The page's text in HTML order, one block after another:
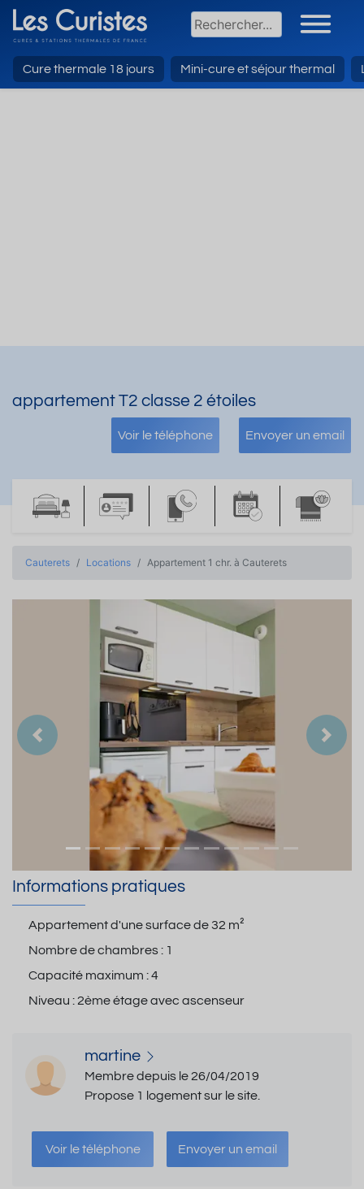
Cure thermale 18 jours Mini-cure et séjour thermal
appartement T2 classe 2 étoiles
Voir le téléphone Envoyer un email
Cauterets Locations Appartement 1 chr. à Cauterets
Précedent
Informations pratiques
Appartement d'une surface de32 m²
Nombre de chambres : 1
Capacité maximum :4
Niveau :2ème étage avec ascenseur
martine
Membre depuis le 26/04/2019
Propose 1 logement sur le site.
Voir le téléphone Envoyer un email